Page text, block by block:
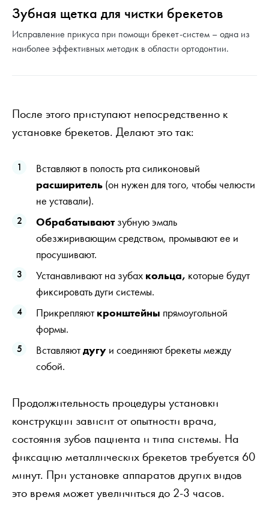
Зубная щетка для чистки брекетов
Исправление прикуса при помощи брекет-систем – одна из
наиболее эффективных методик в области ортодонтии.
После этого приступают непосредственно к
установке брекетов. Делают это так:
Вставляют в полость рта силиконовый
расширитель (он нужен для того, чтобы челюсти
не уставали).
Обрабатывают зубную эмаль
обезжиривающим средством, промывают ее и
просушивают.
Устанавливают на зубах кольца, которые будут
фиксировать дуги системы.
Прикрепляюткронштейны прямоугольной
формы.
Вставляютдугу и соединяют брекеты между
собой.
Продолжительность процедуры установки
конструкции зависит от опытности врача,
состояния зубов пациента и типа системы. На
фиксацию металлических брекетов требуется 60
минут. При установке аппаратов других видов
это время может увеличиться до 2-3 часов.